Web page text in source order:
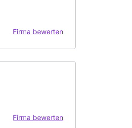
Firma bewerten
Firma bewerten